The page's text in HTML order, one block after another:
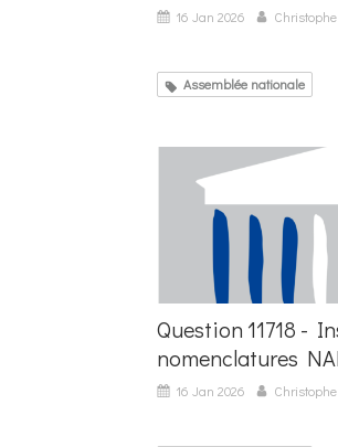
16 Jan 2026
Assemblée nationale
Question 11718 -
nomenclatures
16 Jan 2026